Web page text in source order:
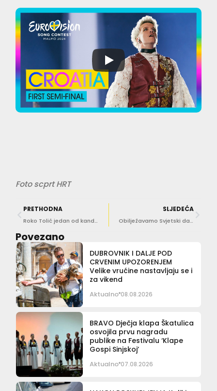
Foto scprt HRT
PRETHODNA
Roko Tolić jedan od kandidata za direktora aerodroma Crne Gore
SLJEDEĆA
Obilježavamo Svjetski dan Crvenog križa i Crvenog polumjeseca!
Povezano
DUBROVNIK I DALJE POD
CRVENIM UPOZORENJEM
Velike vrućine nastavljaju se i
za vikend
Aktualno 08.08.2026
BRAVO Dječja klapa Škatulica
osvojila prvu nagradu
publike na Festivalu ‘Klape
Gospi Sinjskoj’
Aktualno 07.08.2026